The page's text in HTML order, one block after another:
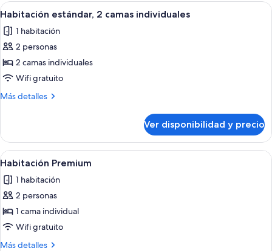
Ver
todas
las
fotos
de
Habitación
estándar,
individuales
Una cama con ropa de cama blanca
3
Habitación estándar, 2 camas individuales
1 habitación
2 personas
2 camas individuales
Wifi gratuito
Más detalles
Más
estándar,
camas
Ver disponibilidad y precio
Ver
todas
las
fotos
de
Habitación
Premium
Habitación de hotel con una cama
3
Habitación Premium
1 habitación
2 personas
1 cama individual
Wifi gratuito
Más detalles
Más